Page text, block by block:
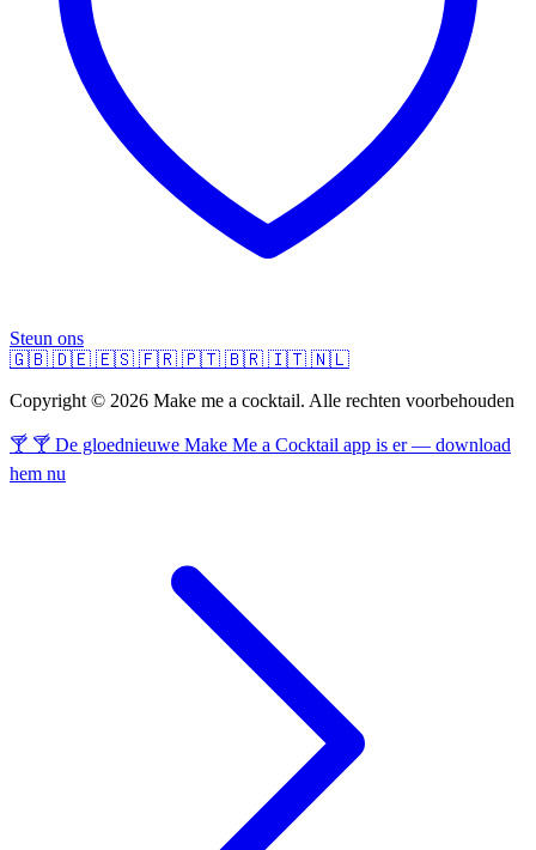
Steun ons
🇬🇧 🇩🇪 🇪🇸 🇫🇷 🇵🇹 🇧🇷 🇮🇹 🇳🇱
Copyright © 2026 Make me a cocktail. Alle rechten voorbehouden
🍸 🍸 De gloednieuwe Make Me a Cocktail app is er — download
hem nu